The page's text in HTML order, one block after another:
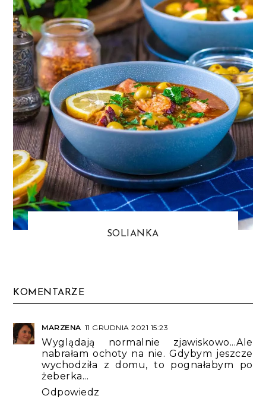
SOLIANKA
KOMENTARZE
MARZENA 11 GRUDNIA 2021 15:23
Wyglądają normalnie zjawiskowo...Ale
nabrałam ochoty na nie. Gdybym jeszcze
wychodziła z domu, to pognałabym po
żeberka...
Odpowiedz